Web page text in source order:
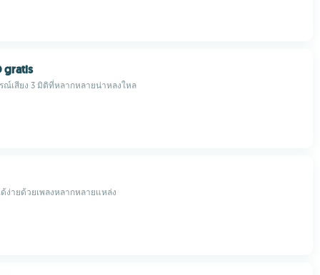
gratis
ณ์เสียง 3 มิติที่หลากหลายน่าหลงใหล
ง่ายด้วยเพลงหลากหลายแหล่ง